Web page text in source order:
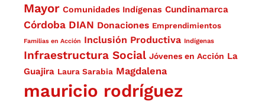
Mayor Comunidades Indígenas Cundinamarca
Córdoba DIAN Donaciones Emprendimientos
Familias en Acción Inclusión Productiva Indígenas
Infraestructura Social Jóvenes en Acción La
Guajira Laura Sarabia Magdalena
mauricio rodríguez